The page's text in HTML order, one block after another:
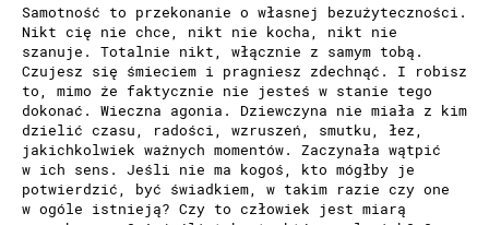
Samotność to przekonanie o własnej bezużyteczności.
Nikt cię nie chce, nikt nie kocha, nikt nie
szanuje. Totalnie nikt, włącznie z samym tobą.
Czujesz się śmieciem i pragniesz zdechnąć. I robisz
to, mimo że faktycznie nie jesteś w stanie tego
dokonać. Wieczna agonia. Dziewczyna nie miała z kim
dzielić czasu, radości, wzruszeń, smutku, łez,
jakichkolwiek ważnych momentów. Zaczynała wątpić
w ich sens. Jeśli nie ma kogoś, kto mógłby je
potwierdzić, być świadkiem, w takim razie czy one
w ogóle istnieją? Czy to człowiek jest miarą